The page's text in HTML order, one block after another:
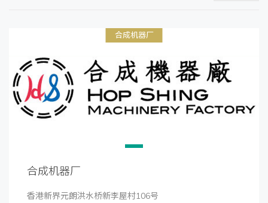
合成机器厂
合成机器厂
香港新界元朗洪水桥新李屋村106号